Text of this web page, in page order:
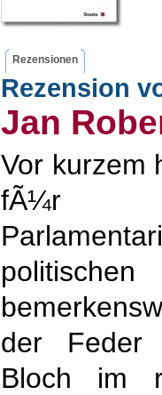
Rezensionen
Rezension
Jan
Vor kurzem
fÃ¼r
der Feder
Bloch im